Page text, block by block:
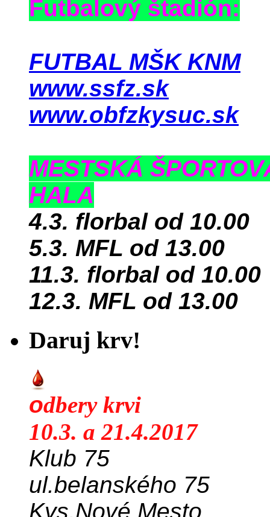
Futbalový štadión:
FUTBAL MŠK KNM
www.ssfz.sk
www.obfzkysuc.sk
MESTSKÁ
HALA
4.3. florbal od 10.00
5.3. MFL od 13.00
11.3. florbal od 10.00
12.3. MFL od 13.00
Daruj krv!
odbery krvi
10.3. a 21.4.2017
Klub 75
ul.belanského 75
Kys.Nové Mesto